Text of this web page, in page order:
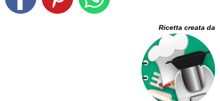
Ricetta creata da